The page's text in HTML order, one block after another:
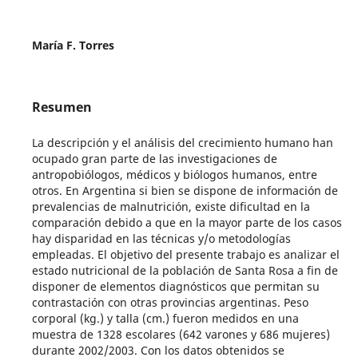
María F. Torres
Resumen
La descripción y el análisis del crecimiento humano han
ocupado gran parte de las investigaciones de
antropobiólogos, médicos y biólogos humanos, entre
otros. En Argentina si bien se dispone de información de
prevalencias de malnutrición, existe dificultad en la
comparación debido a que en la mayor parte de los casos
hay disparidad en las técnicas y/o metodologías
empleadas. El objetivo del presente trabajo es analizar el
estado nutricional de la población de Santa Rosa a fin de
disponer de elementos diagnósticos que permitan su
contrastación con otras provincias argentinas. Peso
corporal (kg.) y talla (cm.) fueron medidos en una
muestra de 1328 escolares (642 varones y 686 mujeres)
durante 2002/2003. Con los datos obtenidos se